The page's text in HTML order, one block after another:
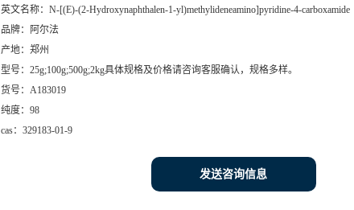
英文名称： N-[(E)-(2-Hydroxynaphthalen-1-yl)methylideneamino]pyridine-4-carboxamide
品牌：
阿尔法
产地： 郑州
型号： 25g;100g;500g;2kg具体规格及价格请咨询客服确认，规格多样。
货号： A183019
纯度： 98
cas： 329183-01-9
发送咨询信息